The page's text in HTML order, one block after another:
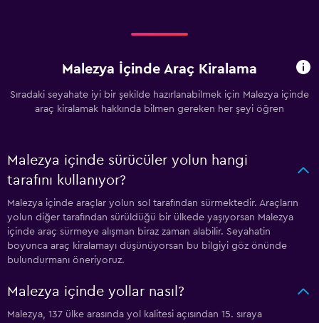
Malezya İçinde Araç Kiralama
Sıradaki seyahate iyi bir şekilde hazırlanabilmek için Malezya içinde
araç kiralamak hakkında bilmen gereken her şeyi öğren
Malezya içinde sürücüler yolun hangi
tarafını kullanıyor?
Malezya içinde araçlar yolun sol tarafından sürmektedir. Araçların
yolun diğer tarafından sürüldüğü bir ülkede yaşıyorsan Malezya
içinde araç sürmeye alışman biraz zaman alabilir. Seyahatin
boyunca araç kiralamayı düşünüyorsan bu bilgiyi göz önünde
bulundurmanı öneriyoruz.
Malezya içinde yollar nasıl?
Malezya, 137 ülke arasında yol kalitesi açısından 15. sıraya